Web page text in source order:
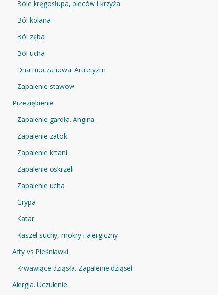
Bóle kręgosłupa, pleców i krzyża
Ból kolana
Ból zęba
Ból ucha
Dna moczanowa. Artretyzm
Zapalenie stawów
Przeziębienie
Zapalenie gardła. Angina
Zapalenie zatok
Zapalenie krtani
Zapalenie oskrzeli
Zapalenie ucha
Grypa
Katar
Kaszel suchy, mokry i alergiczny
Afty vs Pleśniawki
Krwawiące dziąsła. Zapalenie dziąseł
Alergia. Uczulenie